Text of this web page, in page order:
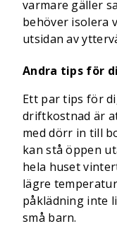
varmare gäller
behöver isolera
utsidan av
Andra tips för
Ett par tips för
driftkostnad är
med dörr in till
kan stå öppen
hela huset
lägre
påklädning inte
små barn.